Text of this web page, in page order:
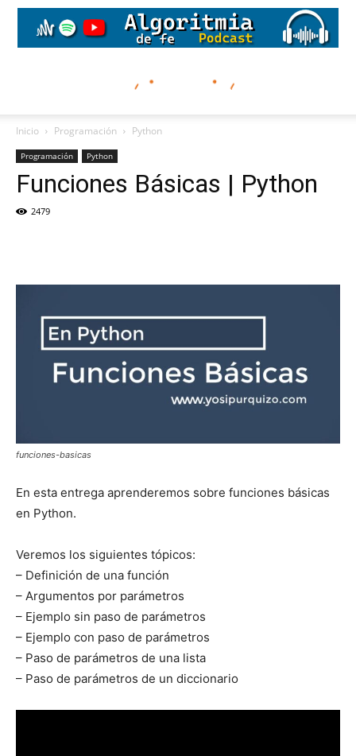
Inicio Programación Python
Programación Python
Funciones Básicas | Python
2479
funciones-basicas
En esta entrega aprenderemos sobre funciones básicas
en Python.
Veremos los siguientes tópicos:
– Definición de una función
– Argumentos por parámetros
– Ejemplo sin paso de parámetros
– Ejemplo con paso de parámetros
– Paso de parámetros de una lista
– Paso de parámetros de un diccionario